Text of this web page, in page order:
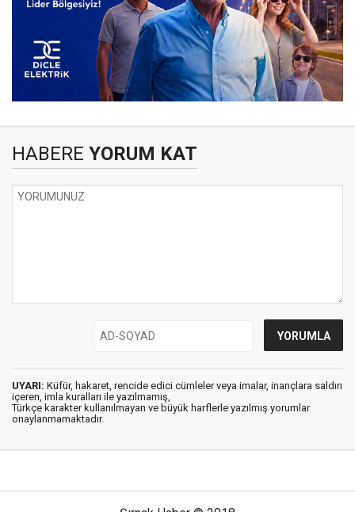
HABERE YORUM KAT
UYARI: Küfür, hakaret, rencide edici cümleler veya imalar, inançlara saldırı
içeren, imla kuralları ile yazılmamış,
Türkçe karakter kullanılmayan ve büyük harflerle yazılmış yorumlar
onaylanmamaktadır.